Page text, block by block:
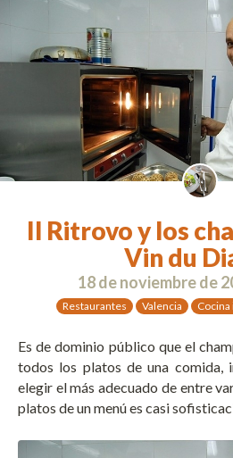
Il Ritrovo y los
Vin du
18 de noviembre de
Restaurantes Valencia Cocina
Es de dominio público que el
todos los platos de una comida,
elegir el más adecuado de entre
platos de un menú es casi